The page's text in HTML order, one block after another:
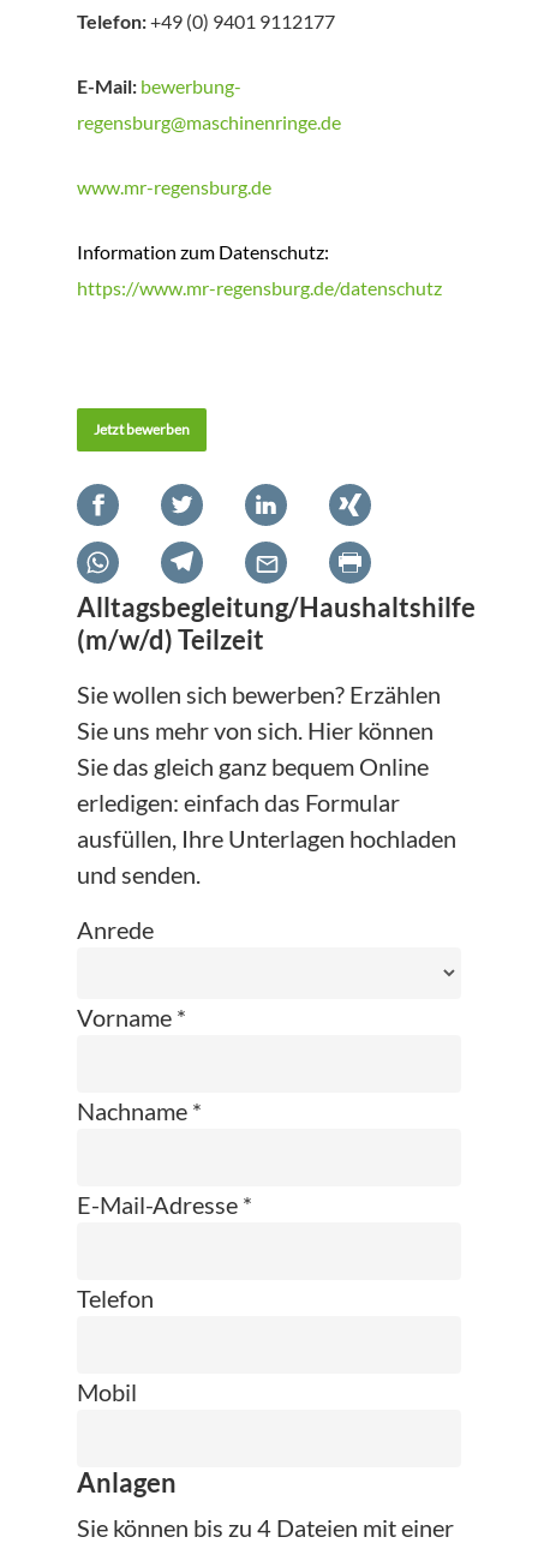
Telefon:+49 (0) 9401 9112177
E-Mail: bewerbung-
regensburg@maschinenringe.de
www.mr-regensburg.de
Information zum Datenschutz:
https://www.mr-regensburg.de/datenschutz
Jetzt bewerben
Alltagsbegleitung/Haushaltshilfe
(m/w/d) Teilzeit
Sie wollen sich bewerben? Erzählen
Sie uns mehr von sich. Hier können
Sie das gleich ganz bequem Online
erledigen: einfach das Formular
ausfüllen, Ihre Unterlagen hochladen
und senden.
Anrede
Vorname *
Nachname *
E-Mail-Adresse *
Telefon
Mobil
Anlagen
Sie können bis zu 4 Dateien mit einer